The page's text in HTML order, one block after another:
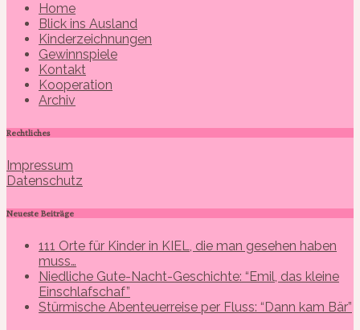
Home
Blick ins Ausland
Kinderzeichnungen
Gewinnspiele
Kontakt
Kooperation
Archiv
Rechtliches
Impressum
Datenschutz
Neueste Beiträge
111 Orte für Kinder in KIEL, die man gesehen haben
muss…
Niedliche Gute-Nacht-Geschichte: “Emil, das kleine
Einschlafschaf”
Stürmische Abenteuerreise per Fluss: “Dann kam Bär”